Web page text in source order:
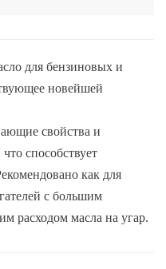
для бензиновых и
новейшей
свойства и
способствует
как для
с большим
расходом масла на угар.